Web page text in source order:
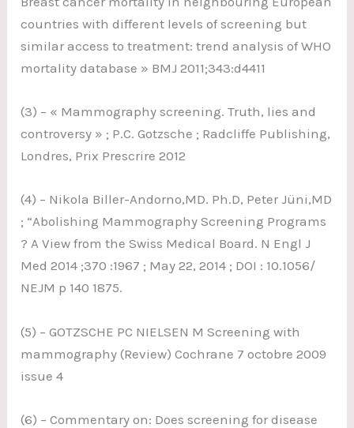
countries with different levels of screening but
similar access to treatment: trend analysis of WHO
mortality database » BMJ 2011;343:d4411
(3) – « Mammography screening. Truth, lies and
controversy » ; P.C. Gotzsche ; Radcliffe Publishing,
Londres, Prix Prescrire 2012
(4) – Nikola Biller-Andorno,MD. Ph.D, Peter Jüni,MD
; “Abolishing Mammography Screening Programs
? A View from the Swiss Medical Board. N Engl J
Med 2014 ;370 :1967 ; May 22, 2014 ; DOI : 10.1056/
NEJM p 140 1875.
(5) – GOTZSCHE PC NIELSEN M Screening with
mammography (Review) Cochrane 7 octobre 2009
issue 4
(6) – Commentary on: Does screening for disease